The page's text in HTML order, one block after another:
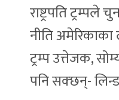
राष्ट्रपति
नीति अमेरिकाका
ट्रम्प उत्तेजक,
पनि सक्छन्-